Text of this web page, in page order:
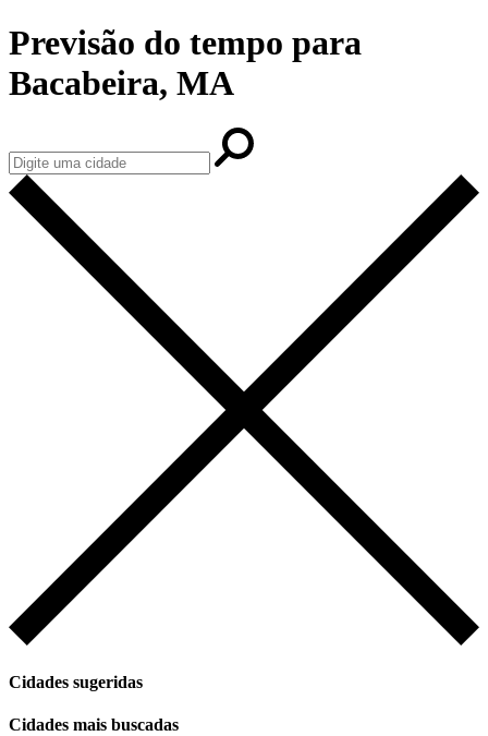
Previsão do tempo para
Bacabeira, MA
Cidades sugeridas
Cidades mais buscadas